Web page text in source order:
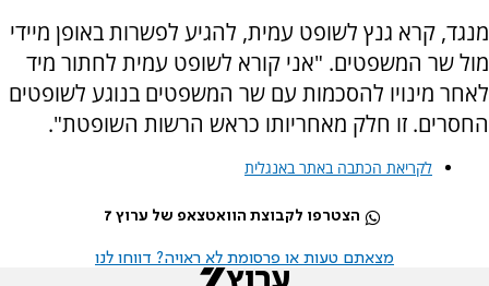
מנגד, קרא גנץ לשופט עמית, להגיע לפשרות באופן מיידי
מול שר המשפטים. "אני קורא לשופט עמית לחתור מיד
לאחר מינויו להסכמות עם שר המשפטים בנוגע לשופטים
החסרים. זו חלק מאחריותו כראש הרשות השופטת".
לקריאת הכתבה באתר באנגלית
הצטרפו לקבוצת הוואטצאפ של ערוץ 7
מצאתם טעות או פרסומת לא ראויה? דווחו לנו